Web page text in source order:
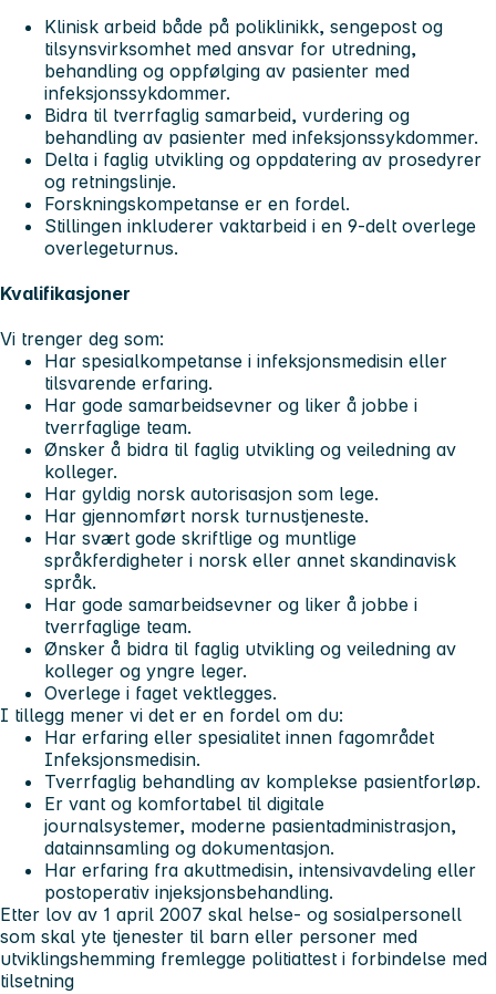
Klinisk arbeid både på poliklinikk, sengepost og
tilsynsvirksomhet med ansvar for utredning,
behandling og oppfølging av pasienter med
infeksjonssykdommer.
Bidra til tverrfaglig samarbeid, vurdering og
behandling av pasienter med infeksjonssykdommer.
Delta i faglig utvikling og oppdatering av prosedyrer
og retningslinje.
Forskningskompetanse er en fordel.
Stillingen inkluderer vaktarbeid i en 9-delt overlege
overlegeturnus.
Kvalifikasjoner
Vi trenger deg som:
Har spesialkompetanse i infeksjonsmedisin eller
tilsvarende erfaring.
Har gode samarbeidsevner og liker å jobbe i
tverrfaglige team.
Ønsker å bidra til faglig utvikling og veiledning av
kolleger.
Har gyldig norsk autorisasjon som lege.
Har gjennomført norsk turnustjeneste.
Har svært gode skriftlige og muntlige
språkferdigheter i norsk eller annet skandinavisk
språk.
Har gode samarbeidsevner og liker å jobbe i
tverrfaglige team.
Ønsker å bidra til faglig utvikling og veiledning av
kolleger og yngre leger.
Overlege i faget vektlegges.
I tillegg mener vi det er en fordel om du:
Har erfaring eller spesialitet innen fagområdet
Infeksjonsmedisin.
Tverrfaglig behandling av komplekse pasientforløp.
Er vant og komfortabel til digitale
journalsystemer, moderne pasientadministrasjon,
datainnsamling og dokumentasjon.
Har erfaring fra akuttmedisin, intensivavdeling eller
postoperativ injeksjonsbehandling.
Etter lov av 1 april 2007 skal helse- og sosialpersonell
som skal yte tjenester til barn eller personer med
utviklingshemming fremlegge politiattest i forbindelse med
tilsetning